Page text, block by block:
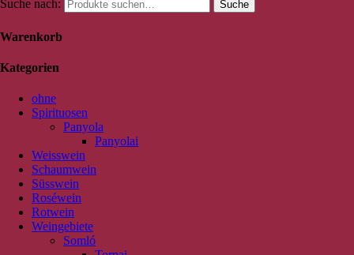
Suche nach: Suche
Warenkorb
Kategorien
ohne
Spirituosen
Panyola
Panyolai
Weisswein
Schaumwein
Süsswein
Roséwein
Rotwein
Weingebiete
Somló